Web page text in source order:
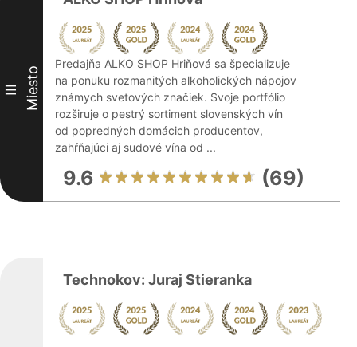
III Miesto
Predajňa ALKO SHOP Hriňová sa špecializuje
na ponuku rozmanitých alkoholických nápojov
známych svetových značiek. Svoje portfólio
rozširuje o pestrý sortiment slovenských vín
od popredných domácich producentov,
zahŕňajúci aj sudové vína od ...
9.6 (69)
Technokov: Juraj Stieranka